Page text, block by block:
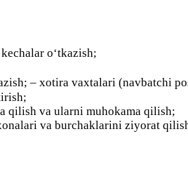
o‘tkazish;
– xotira vaxtalari (navbatchi
qilish va ularni muhokama qilish;
va burchaklarini ziyorat